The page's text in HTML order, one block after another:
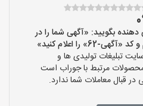
بگویید: «آگهی شما را در
را اعلام کنید»
تبلیغات تولیدی ها و
مرتبط با جوراب است
قبال معاملات شما ندارد.